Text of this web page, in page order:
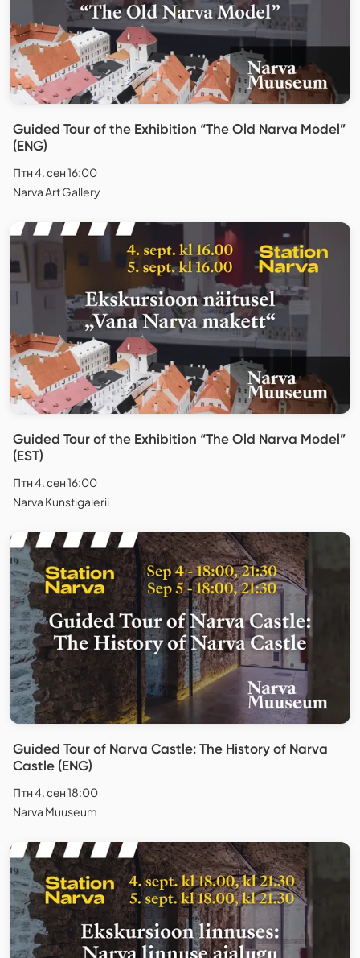
Guided Tour of the Exhibition “The Old Narva Model”
(ENG)
Птн 4. сен 16:00
Narva Art Gallery
Guided Tour of the Exhibition “The Old Narva Model”
(EST)
Птн 4. сен 16:00
Narva Kunstigalerii
Guided Tour of Narva Castle: The History of Narva
Castle (ENG)
Птн 4. сен 18:00
Narva Muuseum